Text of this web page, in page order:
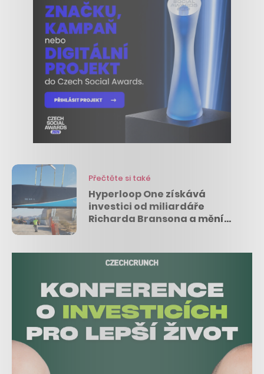
Přečtěte si také
Hyperloop One získává
investici od miliardáře
Richarda Bransona a mění